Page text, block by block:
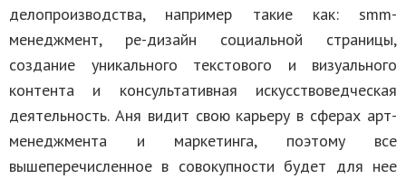
делопроизводства, например такие как: smm-
менеджмент, ре-дизайн социальной страницы,
создание уникального текстового и визуального
контента и консультативная искусствоведческая
деятельность. Аня видит свою карьеру в сферах арт-
менеджмента и маркетинга, поэтому все
вышеперечисленное в совокупности будет для нее